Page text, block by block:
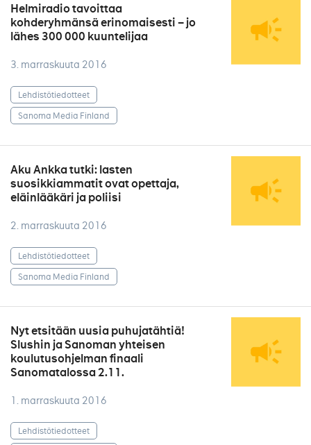
Helmiradio tavoittaa
kohderyhmänsä erinomaisesti – jo
lähes 300 000 kuuntelijaa
3. marraskuuta 2016
Lehdistötiedotteet
Sanoma Media Finland
Aku Ankka tutki: lasten
suosikkiammatit ovat opettaja,
eläinlääkäri ja poliisi
2. marraskuuta 2016
Lehdistötiedotteet
Sanoma Media Finland
Nyt etsitään uusia puhujatähtiä!
Slushin ja Sanoman yhteisen
koulutusohjelman finaali
Sanomatalossa 2.11.
1. marraskuuta 2016
Lehdistötiedotteet